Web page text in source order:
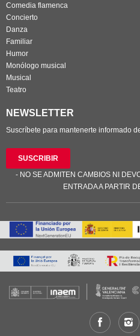
Comedia flamenca
Concierto
Danza
Familiar
Humor
Monólogo musical
Musical
Teatro
NEWSLETTER
Suscríbete para mantenerte informado
SUSCRIBIR
- NO SE ADMITEN CAMBIOS NI
ENTRADA A PARTIR